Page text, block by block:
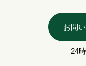
お問
24